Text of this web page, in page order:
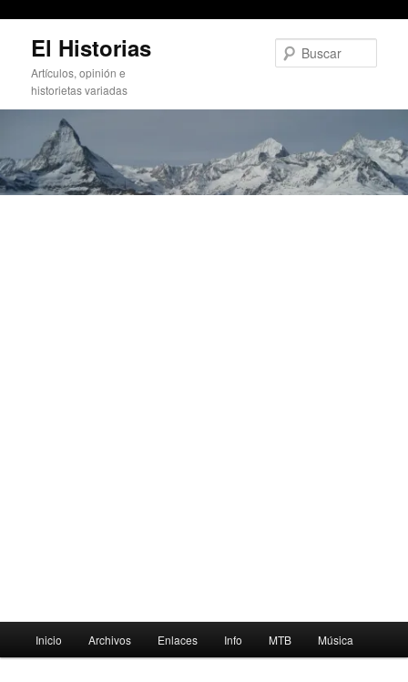
contenido
principal
El Historias
Artículos, opinión e
historietas variadas
principal
Inicio Archivos Enlaces Info MTB Música